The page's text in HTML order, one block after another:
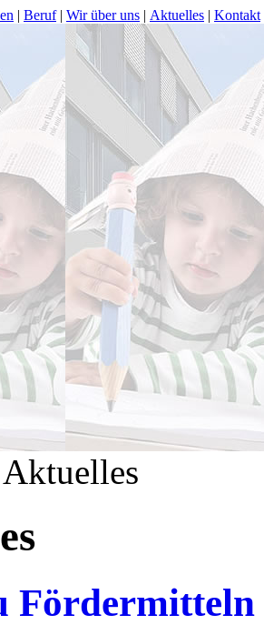
| Beruf| Wir über uns | Aktuelles | Kontakt
Aktuelles
Fördermitteln